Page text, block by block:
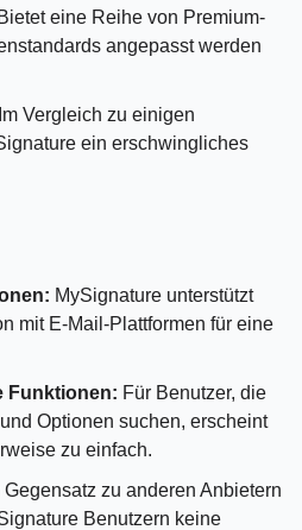
Bietet eine Reihe von Premium-
angepasst werden
Im Vergleich zu einigen
ein erschwingliches
MySignature unterstützt
mit E-Mail-Plattformen für eine
Funktionen: Für Benutzer, die
Optionen suchen, erscheint
zu einfach.
Gegensatz zu anderen Anbietern
Benutzern keine